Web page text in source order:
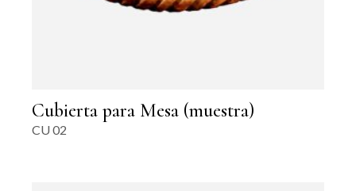
Cubierta para Mesa (muestra)
CU 02